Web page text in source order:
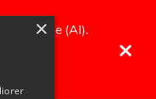
artificielle (AI).
sont
×
×